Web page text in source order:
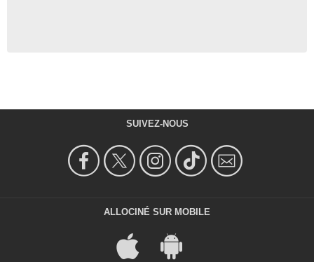
SUIVEZ-NOUS
ALLOCINÉ SUR MOBILE